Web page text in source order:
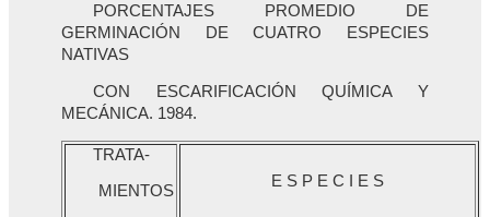
PORCENTAJES PROMEDIO DE
GERMINACIÓN DE CUATRO ESPECIES
NATIVAS
CON ESCARIFICACIÓN QUÍMICA Y
MECÁNICA. 1984.
TRATA-
MIENTOS
E S P E C I E S